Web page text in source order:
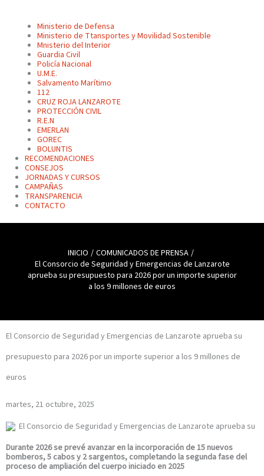
Ministerio de Defensa
Ministerio de Ttansportes y Movilidad Sostenible
Mnisterio del Interior
Guardia Civil
Policía Nacional
U.M.E.
Salvamento Marítimo
112
CRUZ ROJA LANZAROTE
PROTECCIÓN CIVIL
R.E.N
EMERLAN
GOREC
BOLUNTIS
RECOMENDACIONES
CONSEJOS
JORNADAS Y CURSOS
CAMPAÑAS
TRANSPARENCIA
CONTACTO
INICIO
COMUNICADOS DE PRENSA
El Consorcio de Seguridad y Emergencias de Lanzarote
aprueba su presupuesto para 2026 por un importe superior
a los 9 millones de euros
El Consorcio de Seguridad y Emergencias de Lanzarote aprueba su
presupuesto para 2026 por un importe superior a los 9 millones de
euros
martes, 21 octubre, 2025
Durante 2026 se prevé avanzar en la incorporación de 15 nuevos
bomberos, 5 cabos y 2 sargentos, completando la segunda fase del
proceso de ampliación del cuerpo iniciado en 2025